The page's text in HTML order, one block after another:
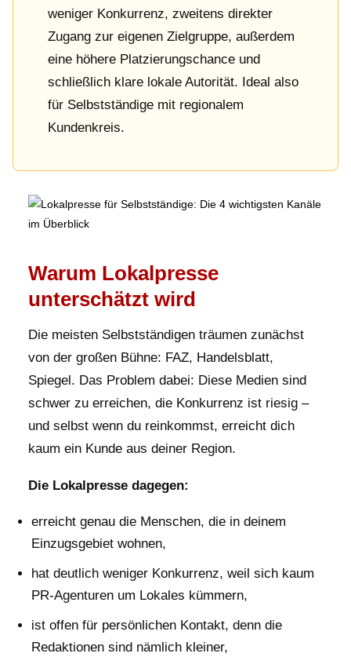
weniger Konkurrenz, zweitens direkter
Zugang zur eigenen Zielgruppe, außerdem
eine höhere Platzierungschance und
schließlich klare lokale Autorität. Ideal also
für Selbstständige mit regionalem
Kundenkreis.
Warum Lokalpresse
unterschätzt wird
Die meisten Selbstständigen träumen zunächst
von der großen Bühne: FAZ, Handelsblatt,
Spiegel. Das Problem dabei: Diese Medien sind
schwer zu erreichen, die Konkurrenz ist riesig –
und selbst wenn du reinkommst, erreicht dich
kaum ein Kunde aus deiner Region.
Die Lokalpresse dagegen:
erreicht genau die Menschen, die in deinem
Einzugsgebiet wohnen,
hat deutlich weniger Konkurrenz, weil sich kaum
PR-Agenturen um Lokales kümmern,
ist offen für persönlichen Kontakt, denn die
Redaktionen sind nämlich kleiner,